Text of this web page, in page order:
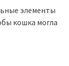
элементы
кошка могла